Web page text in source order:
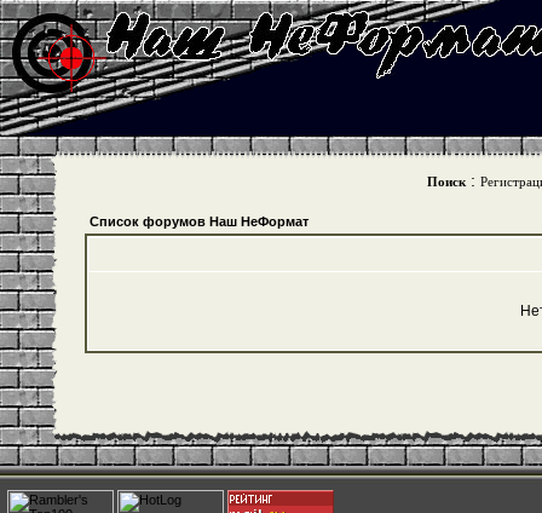
Поиск :
Список форумов Наш НеФормат